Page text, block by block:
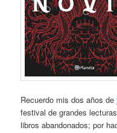
Recuerdo mis dos años de
festival de grandes
libros abandonados; por